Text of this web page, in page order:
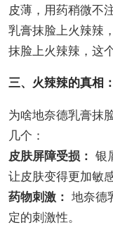
皮薄，用药稍微不
乳膏抹脸上火辣辣
抹脸上火辣辣，这
三、火辣辣的真相
为啥地奈德乳膏抹
几个：
皮肤屏障受损： 银
让皮肤变得更加敏感
药物刺激： 地奈德
定的刺激性。